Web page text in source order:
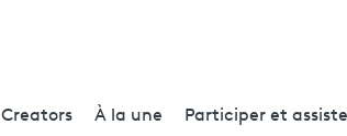
Creators À la une Participer et